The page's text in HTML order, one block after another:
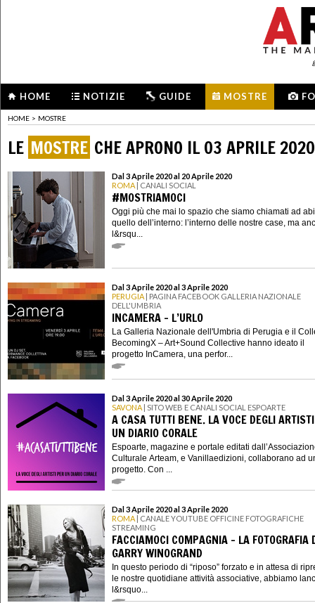
HOME NOTIZIE GUIDE MOSTRE
HOME > MOSTRE
LE MOSTRE CHE APRONO IL 03 APRILE 2020
Dal 3 Aprile 2020 al 20 Aprile 2020
ROMA | CANALI SOCIAL
#MOSTRIAMOCI
Oggi più che mai lo spazio che siamo chiamati ad
quello dell’interno: l’interno delle nostre case, ma
l&rsqu...
Dal 3 Aprile 2020 al 3 Aprile 2020
PERUGIA | PAGINA FACEBOOK GALLERIA NAZIONALE
DELL'UMBRIA
INCAMERA - L’URLO
La Galleria Nazionale dell'Umbria di Perugia e il
BecomingX – Art+Sound Collective hanno ideato il
progetto InCamera, una perfor...
Dal 3 Aprile 2020 al 30 Aprile 2020
SAVONA | SITO WEB E CANALI SOCIAL ESPOARTE
A CASA TUTTI BENE. LA VOCE DEGLI
UN DIARIO CORALE
Espoarte, magazine e portale editati
Culturale Arteam, e Vanillaedizioni, collaborano ad
progetto. Con ...
Dal 3 Aprile 2020 al 3 Aprile 2020
ROMA | CANALE YOUTUBE OFFICINE FOTOGRAFICHE
STREAMING
FACCIAMOCI COMPAGNIA - LA FOTOGRAFIA
GARRY WINOGRAND
In questo periodo di “riposo” forzato e in attesa di
le nostre quotidiane attività associative, abbiamo
l&rsquo...